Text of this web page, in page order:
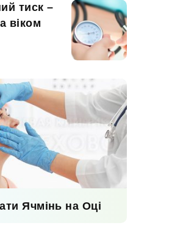
тиск –
віком
Ячмінь на Оці